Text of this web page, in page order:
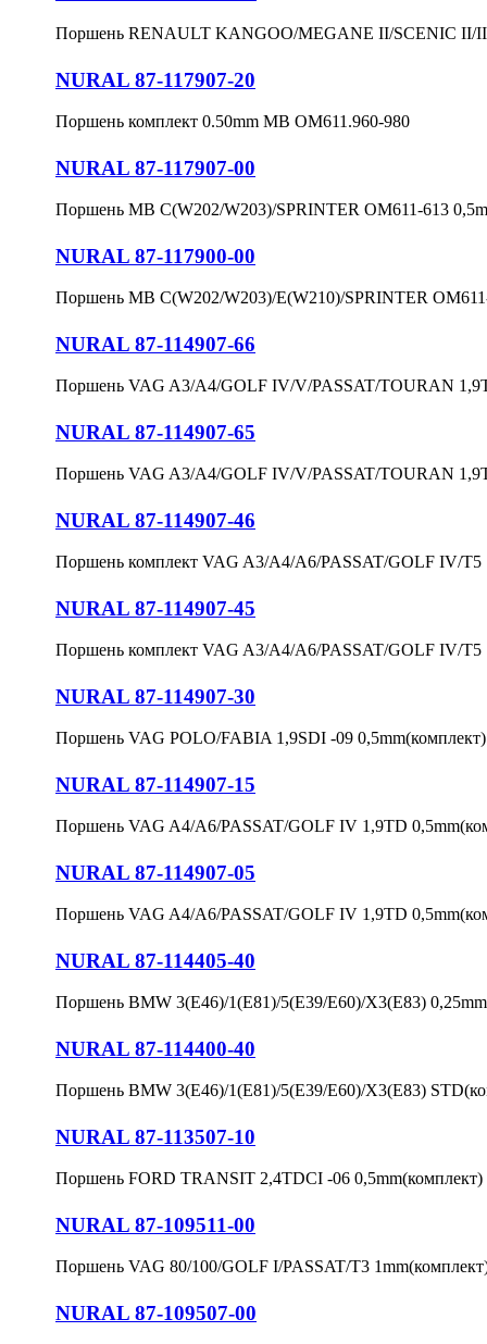
Поршень RENAULT KANGOO/MEGANE II/SCENIC II/
NURAL 87-117907-20
Поршень комплект 0.50mm MB OM611.960-980
NURAL 87-117907-00
Поршень MB C(W202/W203)/SPRINTER OM611-613
NURAL 87-117900-00
Поршень MB C(W202/W203)/E(W210)/SPRINTER
NURAL 87-114907-66
Поршень VAG A3/A4/GOLF IV/V/PASSAT/TOURAN
NURAL 87-114907-65
Поршень VAG A3/A4/GOLF IV/V/PASSAT/TOURAN
NURAL 87-114907-46
Поршень комплект VAG A3/A4/A6/PASSAT/GOLF IV/T5
NURAL 87-114907-45
Поршень комплект VAG A3/A4/A6/PASSAT/GOLF IV/T5
NURAL 87-114907-30
Поршень VAG POLO/FABIA 1,9SDI -09 0,5mm(комплект)
NURAL 87-114907-15
Поршень VAG A4/A6/PASSAT/GOLF IV 1,9TD
NURAL 87-114907-05
Поршень VAG A4/A6/PASSAT/GOLF IV 1,9TD
NURAL 87-114405-40
Поршень BMW 3(E46)/1(E81)/5(E39/E60)/X3(E83)
NURAL 87-114400-40
Поршень BMW 3(E46)/1(E81)/5(E39/E60)/X3(E83)
NURAL 87-113507-10
Поршень FORD TRANSIT 2,4TDCI -06 0,5mm(комплект)
NURAL 87-109511-00
Поршень VAG 80/100/GOLF I/PASSAT/T3
NURAL 87-109507-00